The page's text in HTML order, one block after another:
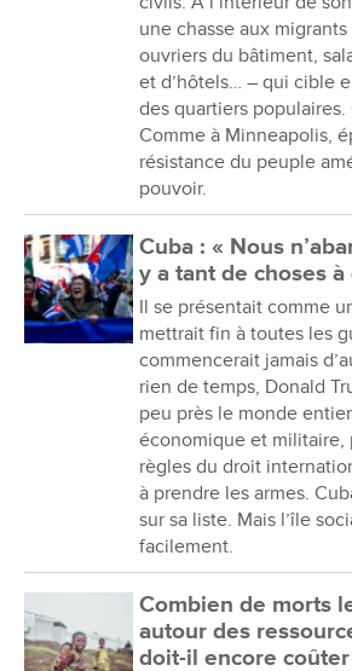
une chasse aux
ouvriers du bâtiment,
et d’hôtels… – qui cible
des quartiers
Comme à Minneapolis,
résistance du peuple
pouvoir.
Cuba : « Nous
y a tant de choses
Il se présentait comme
mettrait fin à toutes les
commencerait jamais
rien de temps, Donald
peu près le monde
économique et
règles du droit
à prendre les armes.
sur sa liste. Mais l’île
facilement.
Combien de morts
autour des
doit-il encore coûter